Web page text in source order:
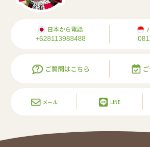
日本から電話
+628113988488
ご質問はこちら
メール LINE